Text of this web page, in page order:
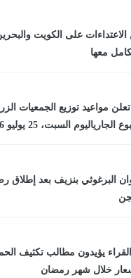
على الكويت
معها
تعلن مواعيد توزيع الجمعيات
السبت، 25 يوليو 2026 04:00 مـ
البرغوثي بنزيف بعد إطلاق
من القراء يؤيدون مطالب تكثيف
خلال شهر رمضان